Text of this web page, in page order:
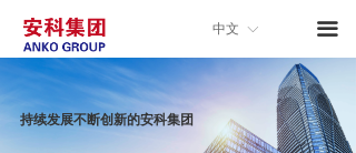
끀
낀首页
关于安科
新闻中心
ꀅ
中文
持续发展不断创新的安科集团